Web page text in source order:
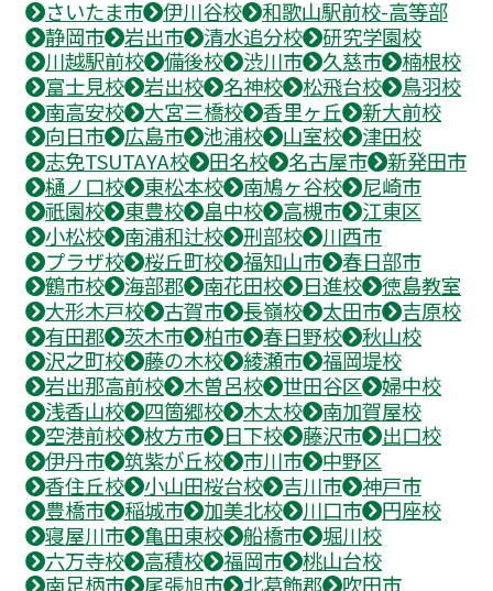
さいたま市
伊川谷校
和歌山駅前校-高等部
静岡市
岩出市 清水追分校
研究学園校
川越駅前校
備後校 渋川市 久慈市
楠根校
富士見校
岩出校 名神校 松飛台校
鳥羽校
南高安校
大宮三橋校 香里ヶ丘
新大前校
向日市
広島市 池浦校 山室校
津田校
志免TSUTAYA校
田名校 名古屋市
新発田市
樋ノ口校
東松本校 南鳩ヶ谷校
尼崎市
祇園校
東豊校 畠中校 高槻市
江東区
小松校
南浦和辻校 刑部校
川西市
プラザ校
桜丘町校 福知山市
春日部市
鶴市校
海部郡 南花田校 日進校
徳島教室
大形木戸校
古賀市 長嶺校 太田市
吉原校
有田郡
茨木市 柏市 春日野校
秋山校
沢之町校
藤の木校 綾瀬市
福岡堤校
岩出那高前校
木曽呂校 世田谷区
婦中校
浅香山校
四箇郷校 木太校
南加賀屋校
空港前校
枚方市 日下校 藤沢市
出口校
伊丹市
筑紫が丘校 市川市
中野区
香住丘校
小山田桜台校 吉川市
神戸市
豊橋市
稲城市 加美北校 川口市
円座校
寝屋川市
亀田東校 船橋市
堀川校
六万寺校
高積校 福岡市
桃山台校
南足柄市
尾張旭市 北葛飾郡
吹田市